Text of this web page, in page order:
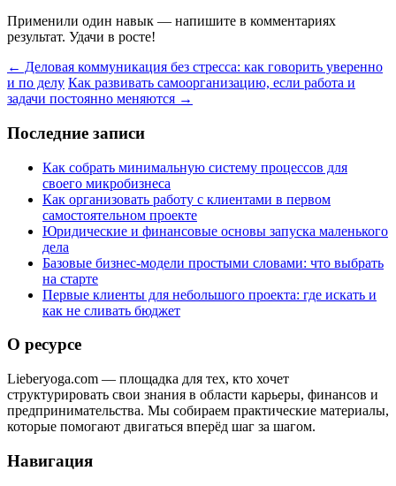
Применили один навык — напишите в комментариях
результат. Удачи в росте!
← Деловая коммуникация без стресса: как говорить уверенно
и по делу Как развивать самоорганизацию, если работа и
задачи постоянно меняются →
Последние записи
Как собрать минимальную систему процессов для
своего микробизнеса
Как организовать работу с клиентами в первом
самостоятельном проекте
Юридические и финансовые основы запуска маленького
дела
Базовые бизнес-модели простыми словами: что выбрать
на старте
Первые клиенты для небольшого проекта: где искать и
как не сливать бюджет
О ресурсе
Lieberyoga.com — площадка для тех, кто хочет
структурировать свои знания в области карьеры, финансов и
предпринимательства. Мы собираем практические материалы,
которые помогают двигаться вперёд шаг за шагом.
Навигация